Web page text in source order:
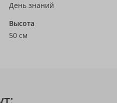
День знаний
Высота
50 см